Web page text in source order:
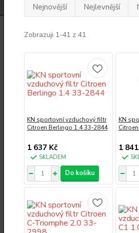
Nejnovější Nejlevnější
Zobrazuji 1-41 z 41
KN sportovní vzduchový filtr
Citroen Berlingo 1.4 33-2844
1 637 Kč
SKLADEM
Do košíku
KN
1